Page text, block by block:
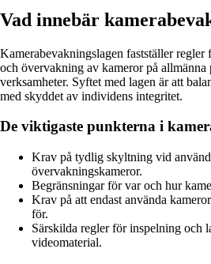
Vad innebär
Kamerabevakningslagen fastställer
och övervakning av kameror på
verksamheter. Syftet med lagen är att
med skyddet av individens integritet.
De viktigaste punkterna i
Krav på tydlig skyltning vid
övervakningskameror.
Begränsningar för var och hur
Krav på att endast använda
för.
Särskilda regler för inspelning och
videomaterial.